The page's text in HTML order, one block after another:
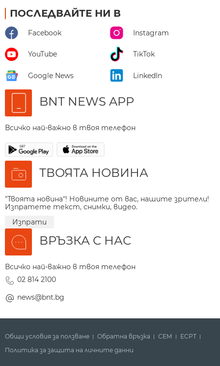
ПОСЛЕДВАЙТЕ НИ В
Facebook Instagram
YouTube TikTok
Google News LinkedIn
BNT NEWS APP
Всичко най-важно в твоя телефон
ТВОЯТА НОВИНА
"Твоята новина"! Новините от вас, нашите зрители!
Изпратете текст, снимки, видео.
Изпрати
ВРЪЗКА С НАС
Всичко най-важно в твоя телефон
02 814 2100
news@bnt.bg
Общи условия за ползване Обратна връзка СЕМ
ECPT
Политика за защита на личните данни